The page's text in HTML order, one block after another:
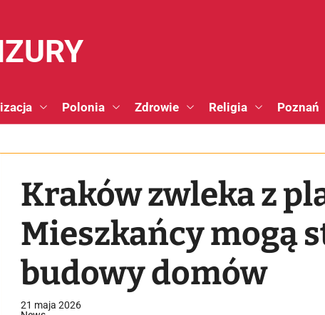
Polonia Zdrowie Religia Poznań
Kraków zwleka z
Mieszkańcy mogą
budowy domów
21 maja 2026